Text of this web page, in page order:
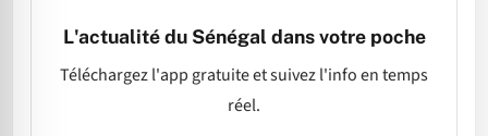
L'actualité du Sénégal dans votre poche
Téléchargez l'app gratuite et suivez l'info en temps
réel.